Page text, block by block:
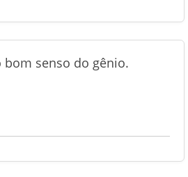
bom senso do gênio.